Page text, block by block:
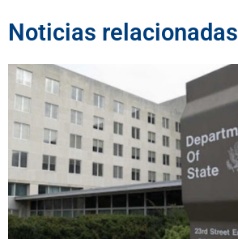
Noticias relacionadas